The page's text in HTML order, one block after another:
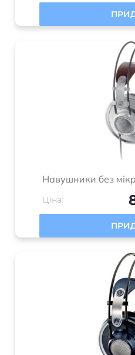
Навушники без
Ціна: